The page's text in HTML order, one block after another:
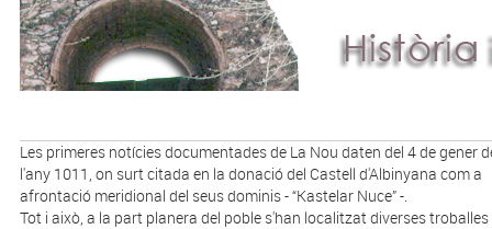
Les primeres notícies documentades de La Nou daten del 4 de gener
l'any 1011, on surt citada en la donació del Castell d'Albinyana com a
afrontació meridional del seus dominis - “Kastelar Nuce” -.
Tot i això, a la part planera del poble s'han localitzat diverses troballes